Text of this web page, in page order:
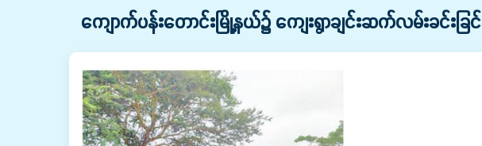
ကျောက်ပန်းတောင်းမြို့နယ်၌ ကျေးရွာချင်းဆက်လမ်းခင်းခ